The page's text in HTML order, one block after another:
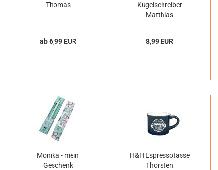
Thomas
ab 6,99 EUR
Kugelschreiber
Matthias
8,99 EUR
Monika - mein
Geschenk
H&H Espressotasse
Thorsten